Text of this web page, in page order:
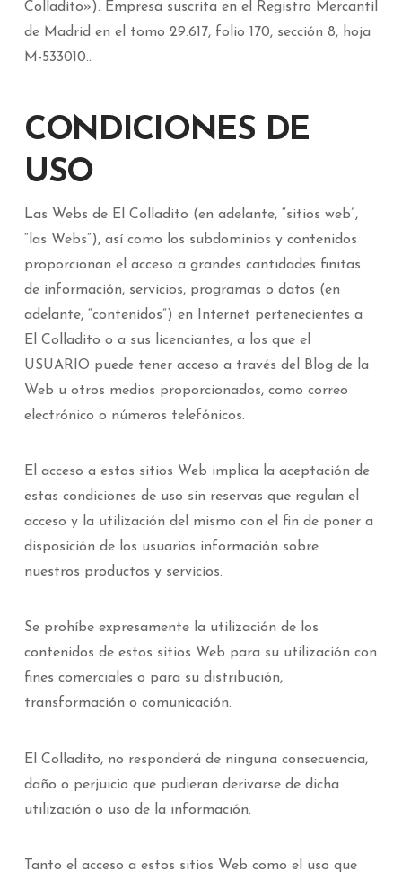
Colladito»). Empresa suscrita en el Registro Mercantil
de Madrid en el tomo 29.617, folio 170, sección 8, hoja
M-533010..
CONDICIONES DE
USO
Las Webs de El Colladito (en adelante, “sitios web”,
“las Webs”), así como los subdominios y contenidos
proporcionan el acceso a grandes cantidades finitas
de información, servicios, programas o datos (en
adelante, “contenidos”) en Internet pertenecientes a
El Colladito o a sus licenciantes, a los que el
USUARIO puede tener acceso a través del Blog de la
Web u otros medios proporcionados, como correo
electrónico o números telefónicos.
El acceso a estos sitios Web implica la aceptación de
estas condiciones de uso sin reservas que regulan el
acceso y la utilización del mismo con el fin de poner a
disposición de los usuarios información sobre
nuestros productos y servicios.
Se prohíbe expresamente la utilización de los
contenidos de estos sitios Web para su utilización con
fines comerciales o para su distribución,
transformación o comunicación.
El Colladito, no responderá de ninguna consecuencia,
daño o perjuicio que pudieran derivarse de dicha
utilización o uso de la información.
Tanto el acceso a estos sitios Web como el uso que